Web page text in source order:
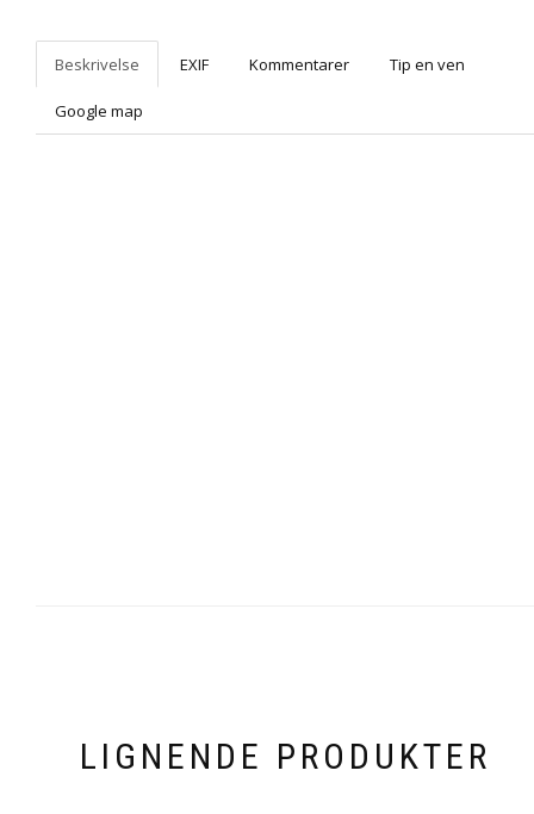
Beskrivelse EXIF Kommentarer Tip en ven
Google map
LIGNENDE PRODUKTER